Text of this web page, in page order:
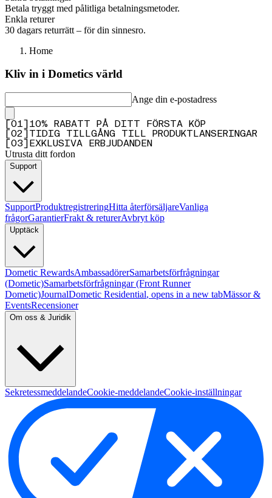
Betala tryggt med pålitliga betalningsmetoder.
Enkla returer
30 dagars returrätt – för din sinnesro.
Home
Kliv in i Dometics värld
Ange din e-postadress
01
10% RABATT PÅ DITT FÖRSTA KÖP
02
TIDIG TILLGÅNG TILL PRODUKTLANSERINGAR
03 EXKLUSIVA ERBJUDANDEN
Utrusta ditt fordon
Support
SupportProduktregistreringHitta återförsäljareVanliga
frågorGarantierFrakt & returerAvbryt köp
Upptäck
Dometic RewardsAmbassadörerSamarbetsförfrågningar
(Dometic)Samarbetsförfrågningar (Front Runner
Dometic)JournalDometic Residential, opens in a new tabMässor &
EventsRecensioner
Om oss & Juridik
SekretessmeddelandeCookie-meddelandeCookie-inställningar